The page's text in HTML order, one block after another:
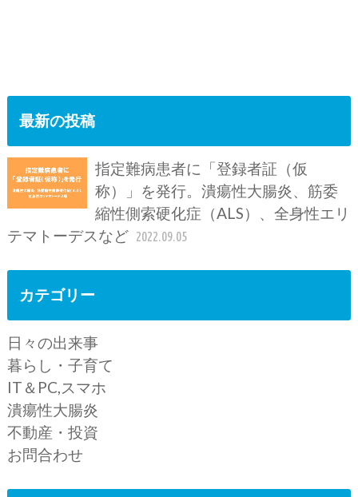
最新の投稿
指定難病患者に「登録者証（仮
称）」を発行。潰瘍性大腸炎、筋委
縮性側索硬化症（ALS）、全身性エリ
テマトーデスなど 2022.09.05
カテゴリー
日々の出来事
暮らし・子育て
IT＆PC,スマホ
潰瘍性大腸炎
不動産・投資
お問合わせ